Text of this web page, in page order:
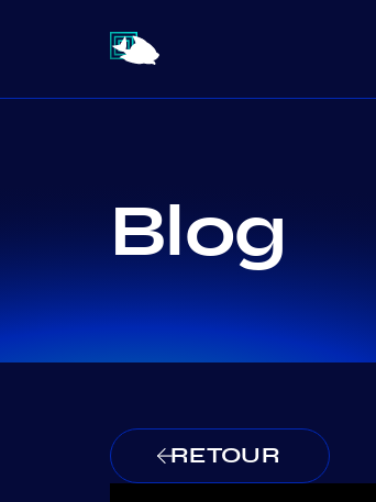
Blog
RETOUR